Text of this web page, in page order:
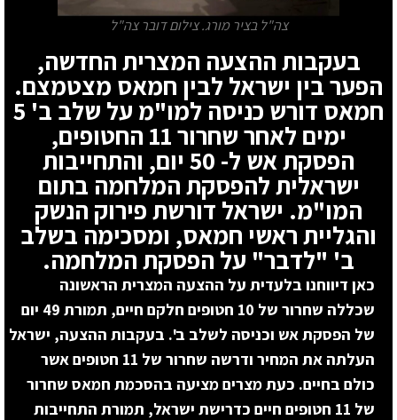
צה"ל בציר מורג. צילום דובר צה"ל
בעקבות ההצעה המצרית החדשה,
הפער בין ישראל לבין חמאס מצטמצם.
חמאס דורש כניסה למו"מ על שלב ב' 5
ימים לאחר שחרור 11 החטופים,
הפסקת אש ל- 50 יום, והתחייבות
ישראלית להפסקת המלחמה בתום
המו"מ. ישראל דורשת פירוק הנשק
והגליית ראשי חמאס, ומסכימה בשלב
ב' "לדבר" על הפסקת המלחמה.
כאן דיווחנו בלעדית על ההצעה המצרית הראשונה
שכללה שחרור של 10 חטופים חלקם חיים, תמורת 49 יום
של הפסקת אש וכניסה לשלב ב'. בעקבות ההצעה, ישראל
העלתה את המחיר ודרשה שחרור של 11 חטופים אשר
כולם בחיים. כעת מצרים מציעה בהסכמת חמאס שחרור
של 11 חטופים חיים כדרישת ישראל, תמורת התחייבות